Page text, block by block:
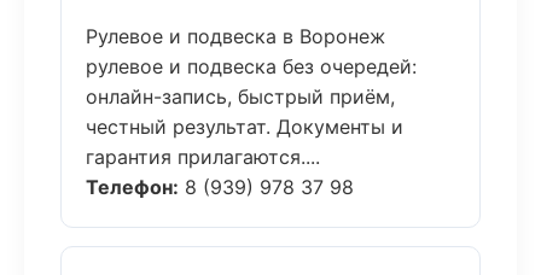
Рулевое и подвеска в Воронеж
рулевое и подвеска без очередей:
онлайн-запись, быстрый приём,
честный результат. Документы и
гарантия прилагаются....
Телефон: 8 (939) 978 37 98